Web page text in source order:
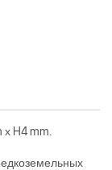
H4 mm.